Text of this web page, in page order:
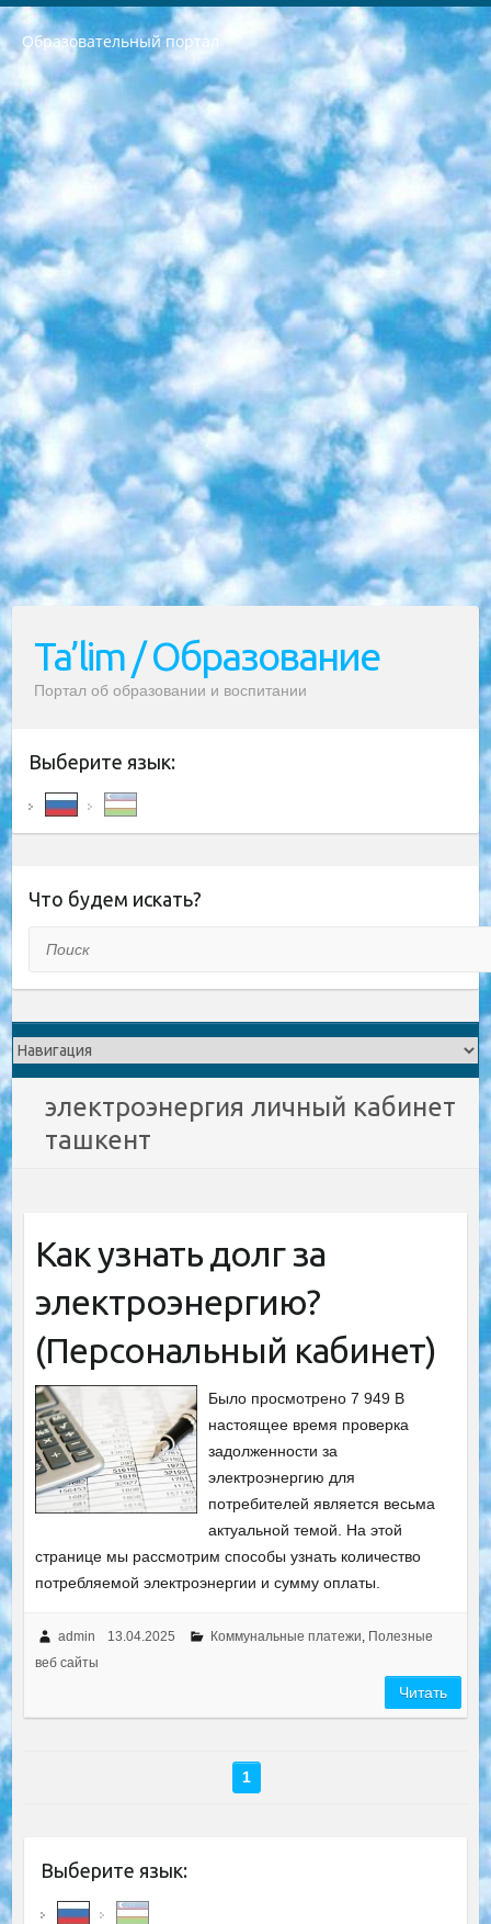
Образовательный портал
РЕСПУБЛИКА УЗБЕКИСТАН МИНИСТРЕРСТВО ДОШКОЛЬНОГО И ШКОЛЬНОГО ОБРАЗОВАНИЯ КОМАНДА в общеобразовательных учреждениях в 2023-2024 учебном году организация и проведение итоговой государственной аттестации обучающихся о Министра дошкольного и школьного образования Республики Узбекистан от 4 марта 2008 года (постановлением Минюста от 20 марта 2008 года № 1778 государственной регистрации) «Итоговое состояние учащихся общего среднего образования на основании положения об утверждении положения об аттестации общего среднего образования выпускной экзамен студентов в образовательных учреждениях в 2023-2024 учебном году В целях организации и прохождения аттестации приказываю: 1. Следующее: перечень предметов, по которым будет проводиться итоговая государственная аттестация и экзамен формы перевода согласно приложению 1; сертификаты международного образца, оценивающие уровень владения иностранными языками перечень согласно приложению 2; 2. Педагогический при специализированных образовательных учреждениях. научно-практический центр квалификации и международной оценки (Д.Давидова) 2024 г. До 25 марта: задания по предметам, по которым будет проводиться итоговая аттестация разработка и утверждение технических условий; итоговая аттестация на основании разработанного предметного задания разработка вопросов по предметам (устно и письменно), экзамен передача; общеобразовательные средние школы и специальные учебные заведения учащиеся выпускных классов школ и интернатов в агентской системе подготовка базы данных экзаменационных материалов и критериев оценки; перевод базы экзаменационных материалов на все языки обучения подать в Республиканский образовательный центр для изготовления; варианты экзаменов на основе разработанных контрольных материалов пусть будут поставлены задачи формирования. 3. Республиканский образовательный центр (Ш.Худайкулов) до 5 апреля 2024 года. до: база данных предоставленных экзаменационных материалов на все языки обучения перевод и экспертиза; для слепых, слабовидящих, глухих, слабослышащих и умственно отсталых детей учащиеся выпускных классов специализированных школ и школ-интернатов база данных экзаменационных материалов на всех преподаваемых языках подготовка критериев оценки; специализированные школы для умственно отсталых детей и технологии для учащихся выпускных классов школ-интернатов разработка соответствующих рекомендаций и критериев проведения ЕГЭ по естествознанию давать задания. 4. Педагогический при специализированных образовательных учреждениях. Научно-практический центр навыков и международной оценки (Д.Давидова), Республика образовательный центр (Худайкулов Ш.) итоговый государственный аттестационный экзамен ориентирован на творческое и логическое мышление при подготовке базы материалов учитывать введение заданий. 5. Следует отметить, что: сертификат государственного образца о знании общеобразовательного предмета и как минимум национальный уровень B1 по предметам на иностранных языках, указанным в Приложении 2. или международно признанный сертификат эквивалентного уровня студенты, изучающие определенный предмет, освобождаются от экзамена; по соответствующим предметам запланирована итоговая государственная аттестация за день до дня, путем жеребьевки Рабочей группой (в письменной форме по предметам, проводимым в форме) из числа сформированных вариантов выбрано 2 варианта; 2 выбранных варианта экзамена анонсированы на официальном сайте министерства и все выпускники по всей стране на основе этих вариантов проводит итоговую государственную аттестацию. 6. Государственное образование учащихся средних общеобразовательных учреждений. знания в соответствии с квалификационными требованиями, которые необходимо приобрести на основании стандартов итоговый (выпускной) контроль для 9 и 11 классов в целях тестирования Экзамены (далее – экзамены) состоят из предметов, перечисленных в приложении 1. будет сделано. 7. Экзамены пройдут с 26 мая по 15 июня 2024 г. (кроме науки физического воспитания). 8. Физическая для учащихся 9 классов общесредних образовательных учреждений. Экзамены по предмету «Образование, квалификация медицина» 1-6 мая 2024 года. сотрудники перевести под присмотр (с отклонениями в физическом или умственном развитии) специализированная школа для детей, школы-интернаты и со сколиозом школы-интернаты санаторного типа для больных детей исключены). 9. Он был слепым, слабовидящим и имел нарушения опорно-двигательного аппарата. экзамены в специализированных школах и интернатах для детей должны проводиться исходя из требований, предъявляемых к общеобразовательным учреждениям (физкультура кроме науки). 10. Специализированная школа для глухих и слабослышащих детей. и экзамены в интернатах и быть реализован в виде письменного теста по математике. 11. Специальность для умственно отсталых детей. Для 9 класса Родной язык и литературное письмо Государственный язык (язык обучения – узбекский). для неклассов) написано Математическое письмо Письменная/устная история Узбекистана Физическое воспитание практично Итоговый контроль Для 11 класса Написание родного языка и литературы (эссе) Математическое письмо Узбекский язык (обучение на узбекском языке) не посещающее общее среднее образование для учреждений)/Образовательное учреждение выбор письменный и устный Иностранный язык письменный/устный Письменная/устная история Узбекистана *По выбору студента:  Химия  Физика  Основы государственного права  География 10 бесплатных образовательных ресурсов - Мы составили подборку онлайн-проектов с интерактивными упражнениями, видеолекциями и статьями. Они помогут вам обрести новые и освежить старые знания бесплатно. 1. «ИНТУИТ» Старейшая образовательная площадка Рунета. Здесь вы найдёте сотни текстовых и видеокурсов на десятки различных тем — от программирования до психологии. Многие курсы подготовлены российскими университетами и крупными международными компаниями вроде Intel и Microsoft. Самостоятельное обучение бесплатное, но желающие могут оплатить услуги персональных наставников. 2. «Смартия» знакомит с актуальными профессиями и подсказывает, как им обучаться. Выбрав заинтересовавшую вас специальность — SMM-специалист, фотограф, веб-дизайнер или другую, — увидите список необходимых для неё умений. Чтобы вы могли освоить их самостоятельно, для каждого умения площадка отображает подборку ссылок на учебные материалы. Хотя «Смартия» ориентируется на русскоязычную аудиторию, часть контента всё же доступна только на английском. 3. «Лекторий Физтеха» Проект Московского физико-технического института (Физтеха). С его помощью вы можете смотреть онлайн серии лекций, записанные на видео в этом вузе. В числе доступных предметов — физика, биология, химия, информационные технологии и другие. К некоторым лекциям администрация ресурса прилагает готовые конспекты, которые можно скачивать в PDF-формате. 4. ITMOcourses Онлайн-площадка Санкт-Петербургского национального исследовательского университета информационных технологий, механики и оптики (ИТМО). Ресурс предоставляет свободный доступ к курсам, разработанным в этом вузе. Каталог материалов разбит на четыре категории: «Оптические системы и технологии», «Приборостроение и робототехника», «Информационные технологии» и «Биотехнологии». Курсы состоят из видеолекций, интерактивных демонстраций и заданий. 5. «КиберЛенинка» Электронная научная библиотека открытого доступа. Каталог площадки регулярно обрастает текстами статей из различных научных изданий. Сгруппированные по журналам и рубрикам публикации можно читать онлайн или скачивать целиком в PDF-формате. Проект нацелен на популяризацию науки за счёт открытого доступа к качественной информации. 6. «ПостНаука» На этом ресурсе публикуют подборки видеолекций, составленные экспертами из разных отраслей и объединённые общими темами. Среди них, к примеру, есть серии «Биоинформатика и геномика», «Культура средневековой Скандинавии» и Cinema Studies о теории кино. Каждая подборка лекций — логически связанная история, рассказанная экспертом от первого лица. Кроме того, на сайте появляются научно-образовательные статьи и тесты на разные темы. 7. «Newочём» Команда проекта «Newочём» отбирает самые интересные тексты из англоязычных СМИ и переводит те из них, за которые голосуют участники сообщества «ВКонтакте». По большей части это научно-популярные статьи. Редакторы придумывают лишь заголовки, в остальном содержание переводов соответствует оригиналам. Полные тексты можно читать прямо в социальной сети. 8. InternetUrok Онлайн-база материалов по основным дисциплинам школьной программы. Информация на сайте структурирована по классам, предметам и темам (урокам). Каждый урок состоит из видеолекций и конспектов. Есть также интерактивные тренажёры и тесты для закрепления пройденного материала. Даже если вы давно окончили школу, возможность повторить программу старших классов всегда может пригодиться. 9. Edutainme Ещё один ресурс об образовании. В отличие от Newtonew, как мне кажется, Edutainme больше ориентируется на представителей индустрии: педагогов, предпринимателей, разработчиков образовательных проектов. Но и любой, кто просто стремится к саморазвитию, найдёт на сайте много полезного и интересного для себя. Например, информацию о новых курсах и образовательных сервисах. 10. Newtonew Онлайн-медиа об образовании и обучении в широком смысле. Авторы Newtonew пишут об инструментах, заведениях, тактиках и стратегиях, которые помогают учить других и получать новые знания самостоятельно. На этой площадке вы найдёте новости, обзоры, аналитические мат
Ta’lim / Образование
Портал об образовании и воспитании
Выберите язык:
Что будем искать?
электроэнергия личный кабинет
ташкент
Как узнать долг за
электроэнергию?
(Персональный кабинет)
Было просмотрено 7 949 В
настоящее время проверка
задолженности за
электроэнергию для
потребителей является весьма
актуальной темой. На этой
странице мы рассмотрим способы узнать количество
потребляемой электроэнергии и сумму оплаты.
admin 13.04.2025 Коммунальные платежи, Полезные
веб сайты
Читать
1
Выберите язык: